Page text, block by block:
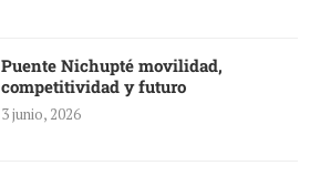
Puente Nichupté movilidad,
competitividad y futuro
3 junio, 2026